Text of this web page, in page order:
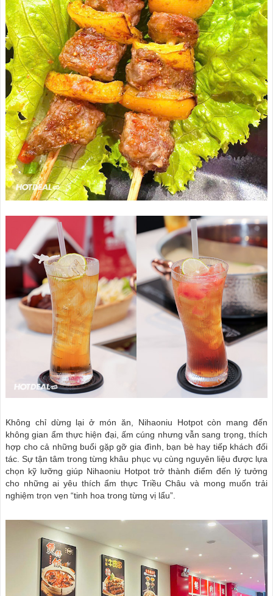
Không chỉ dừng lại ở món ăn, Nihaoniu Hotpot còn mang đến
không gian ẩm thực hiện đại, ấm cúng nhưng vẫn sang trọng, thích
hợp cho cả những buổi gặp gỡ gia đình, bạn bè hay tiếp khách đối
tác. Sự tận tâm trong từng khâu phục vụ cùng nguyên liệu được lựa
chọn kỹ lưỡng giúp Nihaoniu Hotpot trở thành điểm đến lý tưởng
cho những ai yêu thích ẩm thực Triều Châu và mong muốn trải
nghiệm trọn vẹn “tinh hoa trong từng vị lẩu”.